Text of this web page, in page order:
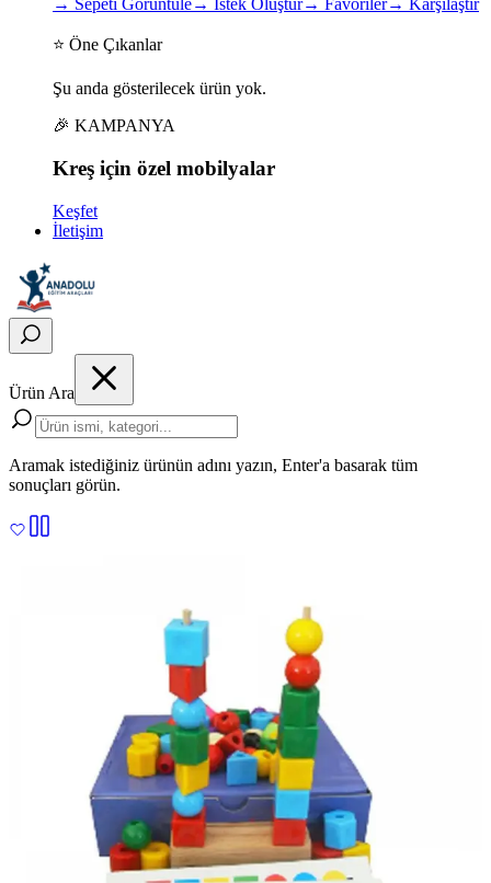
→ Sepeti Görüntüle→ İstek Oluştur→ Favoriler→ Karşılaştır
⭐ Öne Çıkanlar
Şu anda gösterilecek ürün yok.
🎉 KAMPANYA
Kreş için özel mobilyalar
Keşfet
İletişim
Ürün Ara
Aramak istediğiniz ürünün adını yazın, Enter'a basarak tüm
sonuçları görün.